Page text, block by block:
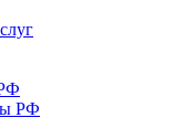
РФ